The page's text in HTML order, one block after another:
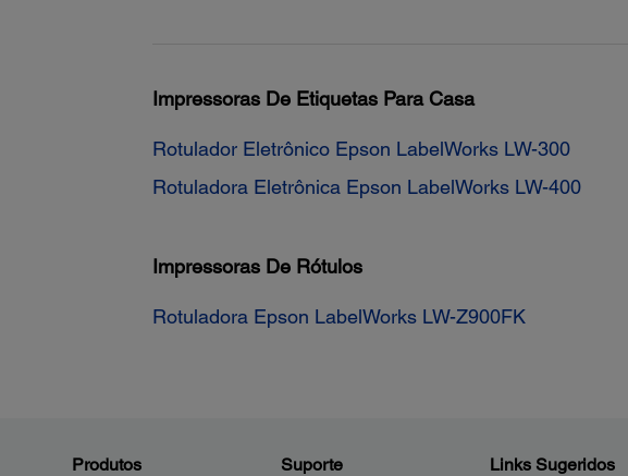
Impressoras De Etiquetas Para Casa
Rotulador Eletrônico Epson LabelWorks LW-300
Rotuladora Eletrônica Epson LabelWorks LW-400
Impressoras De Rótulos
Rotuladora Epson LabelWorks LW-Z900FK
Produtos Suporte Links Sugeridos